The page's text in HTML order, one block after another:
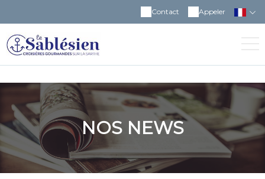
Appeler
Contact
NOS NEWS